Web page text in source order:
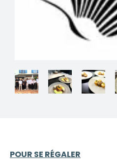
POUR SE RÉGALER